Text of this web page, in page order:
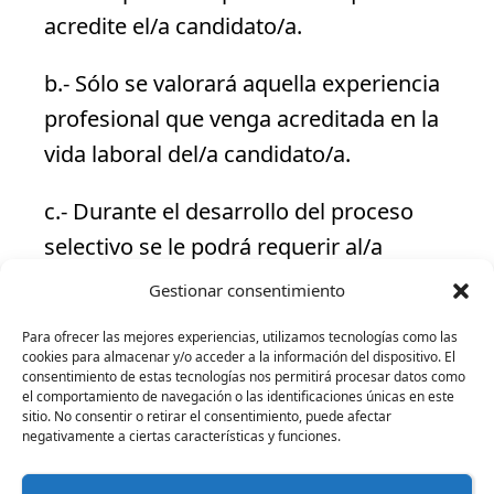
Gestionar consentimiento
Para ofrecer las mejores experiencias, utilizamos tecnologías como las
cookies para almacenar y/o acceder a la información del dispositivo. El
consentimiento de estas tecnologías nos permitirá procesar datos como
el comportamiento de navegación o las identificaciones únicas en este
sitio. No consentir o retirar el consentimiento, puede afectar
negativamente a ciertas características y funciones.
acredite el/a candidato/a.
b.- Sólo se valorará aquella experiencia
profesional que venga acreditada en la
vida laboral del/a candidato/a.
c.- Durante el desarrollo del proceso
selectivo se le podrá requerir al/a
candidato/a que acredite por escrito las
experiencia profesional referida en su
currículum.
Las personas interesadas deberán
enviar su currículumantes del